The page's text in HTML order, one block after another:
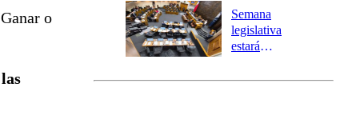
o
Preventiva en
tres comunas
Semana
legislativa
estará
el fin de la